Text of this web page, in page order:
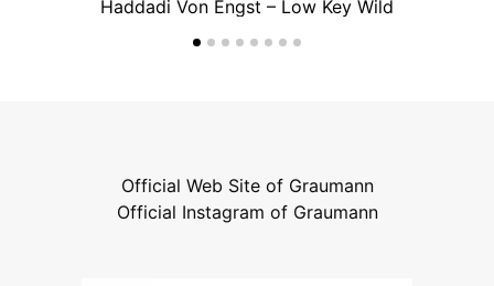
Haddadi Von Engst – Low Key Wild
Official Web Site of Graumann
Official Instagram of Graumann